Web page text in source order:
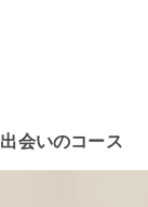
出会いのコース